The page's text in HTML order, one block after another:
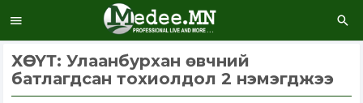
ХӨСҮТ: Улаанбурхан өвчний
батлагдсан тохиолдол 2 нэмэгджээ